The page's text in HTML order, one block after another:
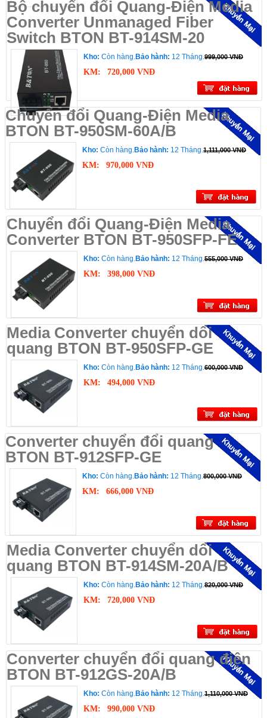
Bộ chuyển đổi Quang-Điện Media
Converter Unmanaged Fiber
Switch BTON BT-914SM-20
Kho: Còn hàng.Bảo hành: 12 Tháng.999,000 VNĐ
KM: 720,000 VNĐ
Chuyển đổi Quang-Điện Media
BTON BT-950SM-60A/B
Kho: Còn hàng.Bảo hành: 12 Tháng.1,111,000 VNĐ
KM: 970,000 VNĐ
Chuyển đổi Quang-Điện Media
Converter BTON BT-950SFP-FE
Kho: Còn hàng.Bảo hành: 12 Tháng.555,000 VNĐ
KM: 398,000 VNĐ
Media Converter chuyển dổi
quang BTON BT-950SFP-GE
Kho: Còn hàng.Bảo hành: 12 Tháng.600,000 VNĐ
KM: 494,000 VNĐ
Converter chuyển đổi quang
BTON BT-912SFP-GE
Kho: Còn hàng.Bảo hành: 12 Tháng.800,000 VNĐ
KM: 666,000 VNĐ
Media Converter chuyển dổi
quang BTON BT-914SM-20A/B
Kho: Còn hàng.Bảo hành: 12 Tháng.820,000 VNĐ
KM: 720,000 VNĐ
Converter chuyển đổi quang điện
BTON BT-912GS-20A/B
Kho: Còn hàng.Bảo hành: 12 Tháng.1,110,000 VNĐ
KM: 990,000 VNĐ